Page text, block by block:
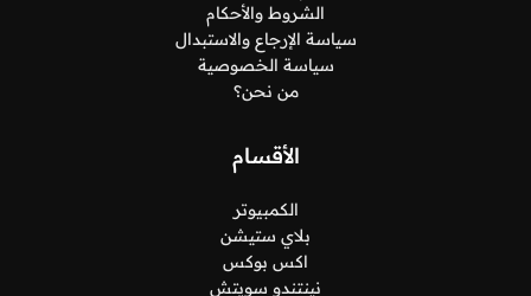
الشروط والأحكام
سياسة الإرجاع والاستبدال
سياسة الخصوصية
من نحن؟
الأقسام
الكمبيوتر
بلاي ستيشن
اكس بوكس
نينتندو سويتش